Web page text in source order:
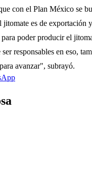
con el Plan México se
es de exportación
poder producir el
responsables en eso,
avanzar", subrayó.